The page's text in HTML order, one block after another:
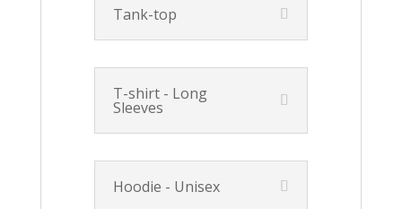
Tank-top
T-shirt - Long
Sleeves
Hoodie - Unisex